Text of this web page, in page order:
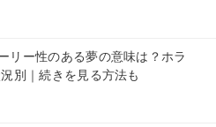
リー性のある夢の意味は？ホラ
別｜続きを見る方法も